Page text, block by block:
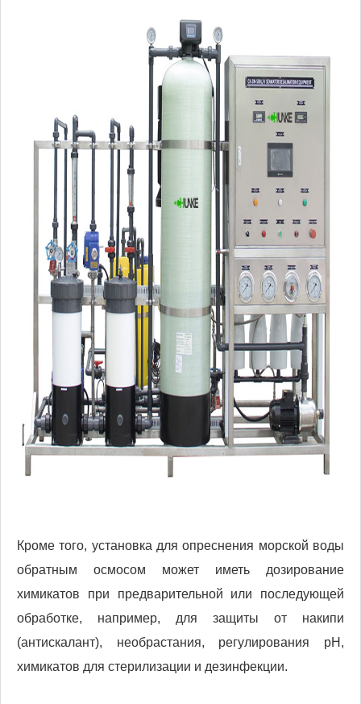
Кроме того, установка для опреснения морской воды
обратным осмосом может иметь дозирование
химикатов при предварительной или последующей
обработке, например, для защиты от накипи
(антискалант), необрастания, регулирования pH,
химикатов для стерилизации и дезинфекции.